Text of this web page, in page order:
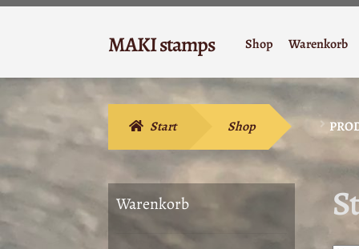
Zur
Navigation
springen
Zum
Inhalt
springen
MAKI stamps Shop Warenkorb
Start Shop
Warenkorb